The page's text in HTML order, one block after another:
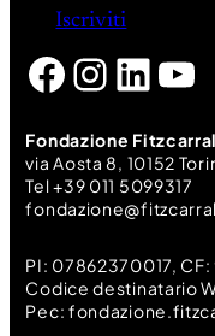
Iscriviti
Facebook Instagram LinkedIn YouTube
Fondazione
via Aosta 8, 10152
Tel +39 011 5099317
PI: 07862370017,
Codice destinatario
Pec: